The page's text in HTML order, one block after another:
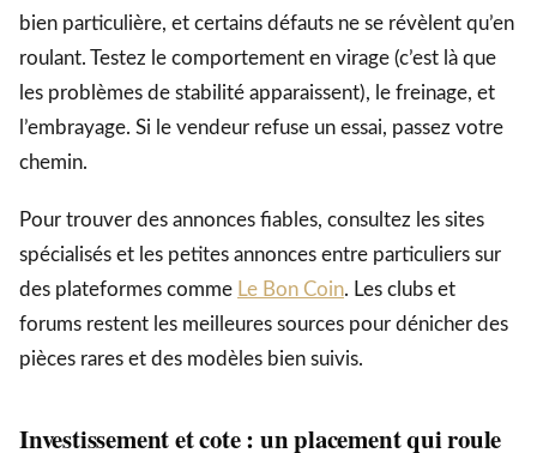
bien particulière, et certains défauts ne se révèlent qu’en
roulant. Testez le comportement en virage (c’est là que
les problèmes de stabilité apparaissent), le freinage, et
l’embrayage. Si le vendeur refuse un essai, passez votre
chemin.
Pour trouver des annonces fiables, consultez les sites
spécialisés et les petites annonces entre particuliers sur
des plateformes comme Le Bon Coin. Les clubs et
forums restent les meilleures sources pour dénicher des
pièces rares et des modèles bien suivis.
Investissement et cote : un placement qui roule